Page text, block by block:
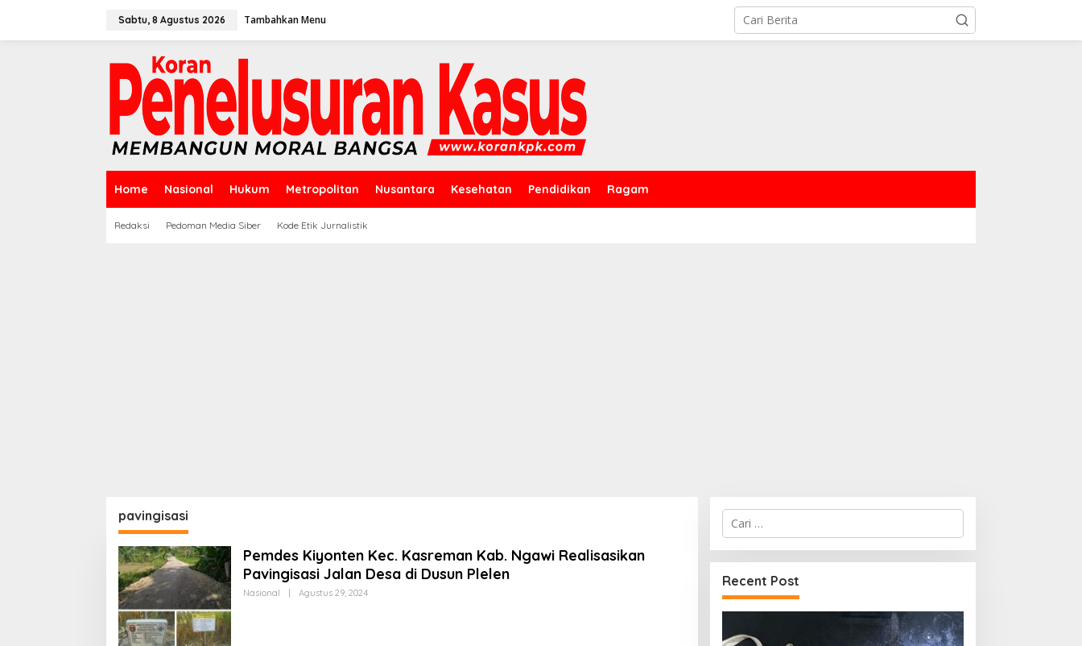
Sabtu, 8 Agustus 2026 Tambahkan Menu
Home Nasional Hukum Metropolitan Nusantara Kesehatan Pendidikan Ragam
Redaksi Pedoman Media Siber Kode Etik Jurnalistik
pavingisasi
Pemdes Kiyonten Kec. Kasreman Kab. Ngawi Realisasikan
Pavingisasi Jalan Desa di Dusun Plelen
Nasional Agustus 29, 2024Oleh
Cari
untuk:
Recent Post